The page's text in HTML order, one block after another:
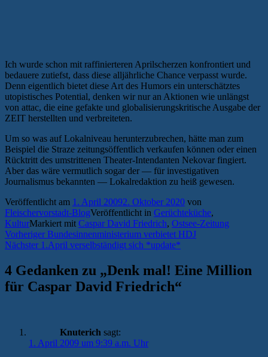
Ich wurde schon mit raffinierteren Aprilscherzen konfrontiert und
bedauere zutiefst, dass diese alljährliche Chance verpasst wurde.
Denn eigentlich bietet diese Art des Humors ein unterschätztes
utopistisches Potential, denken wir nur an Aktionen wie unlängst
von attac, die eine gefakte und globalisierungskritische Ausgabe der
ZEIT herstellten und verbreiteten.
Um so was auf Lokalniveau herunterzubrechen, hätte man zum
Beispiel die Straze zeitungsöffentlich verkaufen können oder einen
Rücktritt des umstrittenen Theater-Intendanten Nekovar fingiert.
Aber das wäre vermutlich sogar der — für investigativen
Journalismus bekannten — Lokalredaktion zu heiß gewesen.
Veröffentlicht am 1. April 20092. Oktober 2020 von
Fleischervorstadt-BlogVeröffentlicht in Gerüchteküche,
KulturMarkiert mit Caspar David Friedrich, Ostsee-Zeitung
Beitragsnavigation
Vorheriger Vorheriger
Beitrag:
Bundesinnenministerium verbietet HDJ
Nächster Nächster
1.April verselbständigt sich *update*
4 Gedanken zu „Denk mal! Eine Million
für Caspar David Friedrich“
Knuterich sagt:
1. April 2009 um 9:39 a.m. Uhr